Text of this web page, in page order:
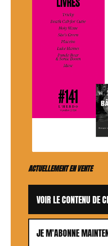
ACTUELLEMENT EN VENTE
VOIR LE CONTENU DE
JE M'ABONNE